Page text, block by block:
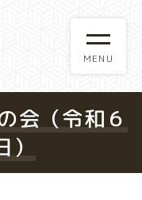
会（令和６